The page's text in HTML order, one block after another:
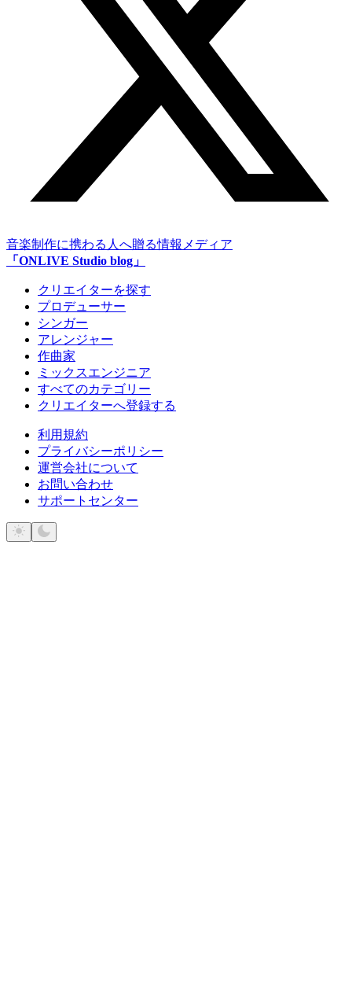
音楽制作に携わる人へ贈る情報メディア
「ONLIVE Studio blog」
クリエイターを探す
プロデューサー
シンガー
アレンジャー
作曲家
ミックスエンジニア
すべてのカテゴリー
クリエイターへ登録する
利用規約
プライバシーポリシー
運営会社について
お問い合わせ
サポートセンター